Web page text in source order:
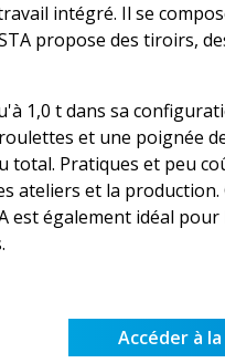
intégré. Il se
propose des tiroirs,
1,0 t dans sa
et une poignée
total. Pratiques et peu
ateliers et la production.
est également idéal pour
Accéder à